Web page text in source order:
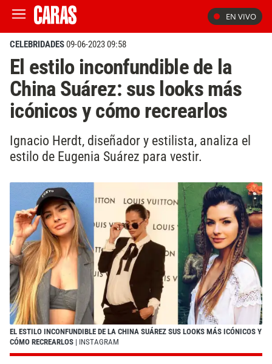
EN VIVO
CELEBRIDADES09-06-2023 09:58
El estilo inconfundible de la
China Suárez: sus looks más
icónicos y cómo recrearlos
Ignacio Herdt, diseñador y estilista, analiza el
estilo de Eugenia Suárez para vestir.
EL ESTILO INCONFUNDIBLE DE LA CHINA SUÁREZ SUS LOOKS MÁS ICÓNICOS Y
CÓMO RECREARLOS | INSTAGRAM